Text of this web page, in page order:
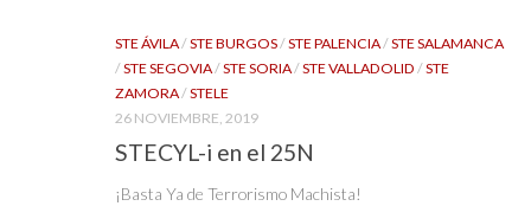
STE ÁVILA/STE BURGOS/STE PALENCIA/STE SALAMANCA
/STE SEGOVIA/STE SORIA/STE VALLADOLID /STE
ZAMORA/STELE
26 NOVIEMBRE, 2019
STECYL-i en el 25N
¡Basta Ya de Terrorismo Machista!